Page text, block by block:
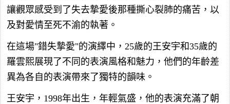
讓觀眾感受到了失去摯愛後那種撕心裂肺的痛苦，以
及對愛情至死不渝的執著。
在這場"錯失摯愛"的演繹中，25歲的王安宇和35歲的
羅雲熙展現了不同的表演風格和魅力，他們的年齡差
異為各自的表演帶來了獨特的韻味。
王安宇，1998年出生，年輕氣盛，他的表演充滿了朝